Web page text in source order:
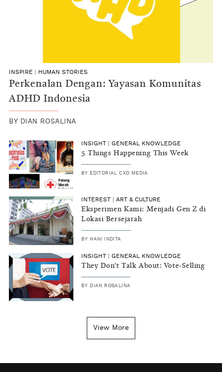
INSPIRE HUMAN STORIES
Perkenalan Dengan: Yayasan Komunitas
ADHD Indonesia
BY DIAN ROSALINA
INSIGHT GENERAL KNOWLEDGE
5 Things Happening This Week
BY EDITORIAL CXO MEDIA
INTEREST ART & CULTURE
Eksperimen Kami: Menjadi Gen Z di
Lokasi Bersejarah
BY HANI INDITA
INSIGHT GENERAL KNOWLEDGE
They Don't Talk About: Vote-Selling
BY DIAN ROSALINA
View More